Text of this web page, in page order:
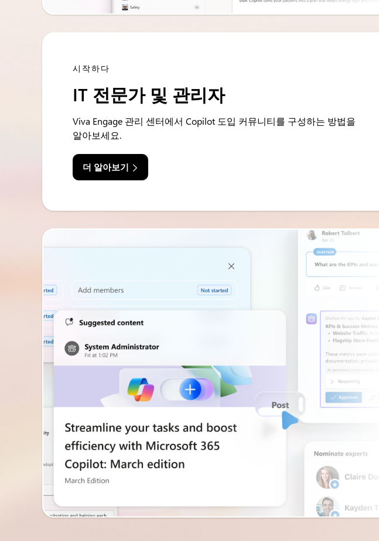
시작하다
IT 전문가 및 관리자
Viva Engage 관리 센터에서 Copilot 도입 커뮤니티를 구성하는 방법을
알아보세요.
더 알아보기